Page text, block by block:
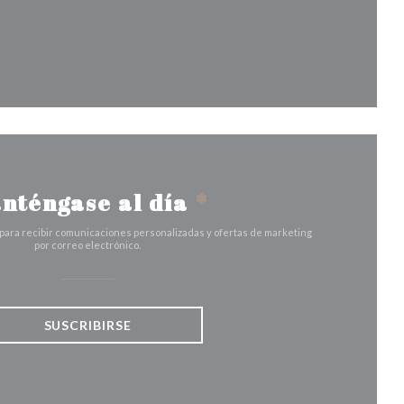
ventana))
al día *
recibir comunicaciones personalizadas y ofertas de marketing
por correo electrónico.
SUSCRIBIRSE